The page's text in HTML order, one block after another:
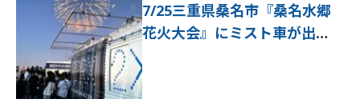
7/25三重県桑名市『桑名水郷
花火大会』にミスト車が出